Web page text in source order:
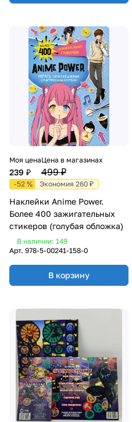
Моя цена
239 ₽
Цена в магазинах
499 ₽
-52 % Экономия 260 ₽
Наклейки Anime Power.
Более 400 зажигательных
стикеров (голубая обложка)
В наличии: 149
Арт. 978-5-00241-158-0
В корзину